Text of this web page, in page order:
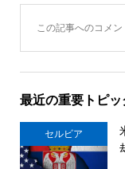
この記事へのコメン
最近の重要トピッ
セルビア